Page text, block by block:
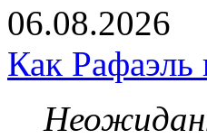
06.08.2026
Как